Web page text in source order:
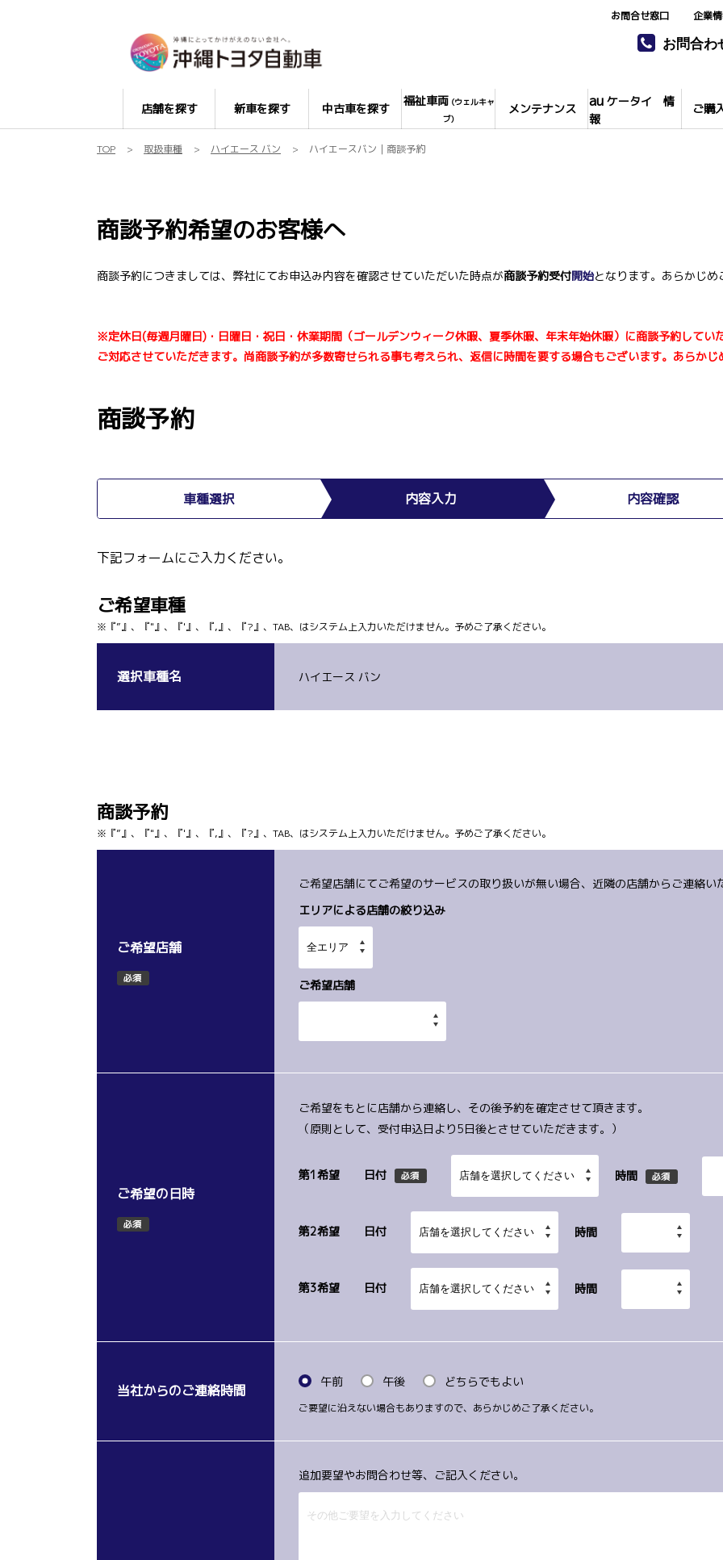
お問合わ
店舗を探す 新車を探す 中古車を探す
福祉車両(ウェルキャ
ブ)
メンテナンス auケータイ 情
報
ご購
お問合せ窓口 企業
TOP 取扱車種 ハイエース バン ハイエースバン｜商談予約
商談予約希望のお客様へ
商談予約につきましては、弊社にてお申込み内容を確認させていただいた時点が商談予約受付開始となります。あらかじめ
※定休日(毎週月曜日)・日曜日・祝日・休業期間（ゴールデンウィーク休暇、夏季休暇、年末年始休暇） に商談予約してい
ご対応させていただきます。尚商談予約が多数寄せられる事も考えられ、返信に時間を要する場合もございます。あらかじ
商談予約
車種選択 内容入力 内容確認
下記フォームにご入力ください。
ご希望車種
※『”』、『"』、『'』、『,』、『?』、TAB、はシステム上入力いただけません。予めご了承ください。
選択車種名 ハイエース バン
商談予約
※『”』、『"』、『'』、『,』、『?』、TAB、はシステム上入力いただけません。予めご了承ください。
ご希望店舗
必須
ご希望店舗にてご希望のサービスの取り扱いが無い場合、近隣の店舗からご連絡い
エリアによる店舗の絞り込み
ご希望店舗
ご希望の日時
必須
ご希望をもとに店舗から連絡し、その後予約を確定させて頂きます。
（原則として、受付申込日より5日後とさせていただきます。）
第1希望 日付 必須 時間 必須
第2希望 日付 時間
第3希望 日付 時間
当社からのご連絡時間
午前 午後 どちらでもよい
ご要望に沿えない場合もありますので、あらかじめご了承ください。
追加要望やお問合わせ等、ご記入ください。